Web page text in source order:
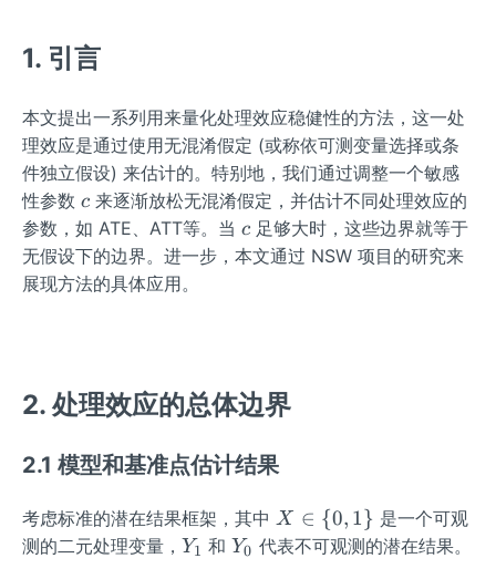
1. 引言
本文提出一系列用来量化处理效应稳健性的方法，这一处
理效应是通过使用无混淆假定 (或称依可测变量选择或条
件独立假设) 来估计的。特别地，我们通过调整一个敏感
性参数 c
c 来逐渐放松无混淆假定，并估计不同处理效应的
参数，如 ATE、ATT等。当 c
c 足够大时，这些边界就等于
无假设下的边界。进一步，本文通过 NSW 项目的研究来
展现方法的具体应用。
2. 处理效应的总体边界
2.1 模型和基准点估计结果
考虑标准的潜在结果框架，其中 X
\i
X ∈ {0, 1} 是一个可观
测的二元处理变量， Y
Y1 和Y
Y0 代表不可观测的潜在结果。